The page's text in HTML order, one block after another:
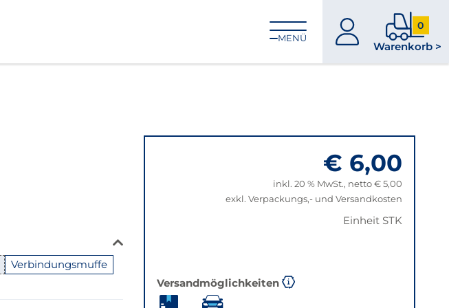
MENÜ
zum
0
Warenkorb >
0
im
Verbindungsmuffe
€ 6,00
inkl. 20 % MwSt., netto € 5,00
exkl. Verpackungs,- und Versandkosten
Einheit STK
Versandmöglichkeiten